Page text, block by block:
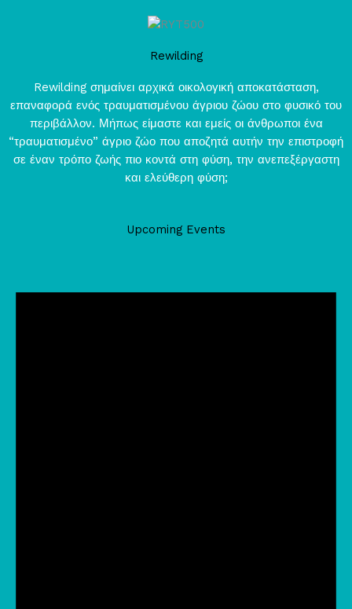
Rewilding
Rewilding σημαίνει αρχικά οικολογική αποκατάσταση,
επαναφορά ενός τραυματισμένου άγριου ζώου στο φυσικό του
περιβάλλον. Μήπως είμαστε και εμείς οι άνθρωποι ένα
“τραυματισμένο” άγριο ζώο που αποζητά αυτήν την επιστροφή
σε έναν τρόπο ζωής πιο κοντά στη φύση, την ανεπεξέργαστη
και ελεύθερη φύση;
Upcoming Events